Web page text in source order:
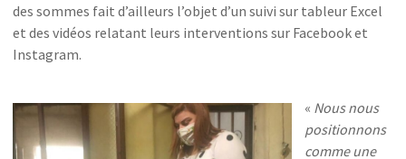
des sommes fait d’ailleurs l’objet d’un suivi sur tableur Excel
et des vidéos relatant leurs interventions sur Facebook et
Instagram.
« Nous nous
positionnons
comme une